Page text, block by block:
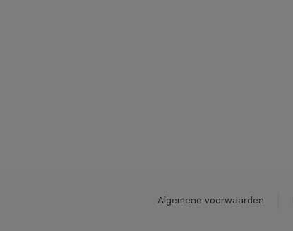
Algemene voorwaarden